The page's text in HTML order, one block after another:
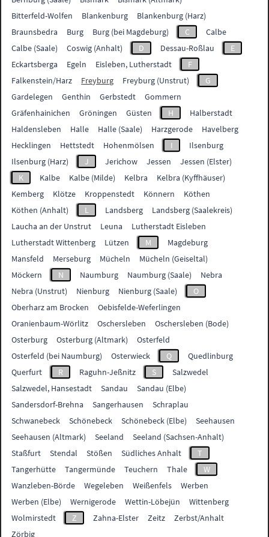
Bitterfeld-Wolfen
Blankenburg
Blankenburg (Harz)
Braunsbedra
Burg Burg (bei Magdeburg) C
Calbe
Calbe (Saale)
Coswig (Anhalt) D Dessau-Roßlau
E
Eckartsberga
Egeln Eisleben, Lutherstadt
F
Falkenstein/Harz
Freyburg Freyburg (Unstrut)
G
Gardelegen
Genthin Gerbstedt
Gommern
Gräfenhainichen
Gröningen Güsten H
Halberstadt
Haldensleben
Halle Halle (Saale) Harzgerode
Havelberg
Hecklingen
Hettstedt Hohenmölsen I
Ilsenburg
Ilsenburg (Harz)
J Jerichow Jessen
Jessen (Elster)
K
Kalbe Kalbe (Milde) Kelbra
Kelbra (Kyffhäuser)
Kemberg
Klötze Kroppenstedt Könnern
Köthen
Köthen (Anhalt)
L Landsberg
Landsberg (Saalekreis)
Laucha an der Unstrut
Leuna
Lutherstadt Eisleben
Lutherstadt Wittenberg
Lützen M
Magdeburg
Mansfeld
Merseburg Mücheln
Mücheln (Geiseltal)
Möckern
N Naumburg Naumburg (Saale)
Nebra
Nebra (Unstrut)
Nienburg Nienburg (Saale)
O
Oberharz am Brocken
Oebisfelde-Weferlingen
Oranienbaum-Wörlitz
Oschersleben
Oschersleben (Bode)
Osterburg
Osterburg (Altmark)
Osterfeld
Osterfeld (bei Naumburg)
Osterwieck Q
Quedlinburg
Querfurt
R Raguhn-Jeßnitz S
Salzwedel
Salzwedel, Hansestadt
Sandau
Sandau (Elbe)
Sandersdorf-Brehna
Sangerhausen
Schraplau
Schwanebeck
Schönebeck Schönebeck (Elbe)
Seehausen
Seehausen (Altmark)
Seeland
Seeland (Sachsen-Anhalt)
Staßfurt
Stendal Stößen Südliches Anhalt
T
Tangerhütte
Tangermünde Teuchern Thale
W
Wanzleben-Börde
Wegeleben Weißenfels
Werben
Werben (Elbe)
Wernigerode Wettin-Löbejün
Wittenberg
Wolmirstedt
Z Zahna-Elster Zeitz
Zerbst/Anhalt
Zörbig